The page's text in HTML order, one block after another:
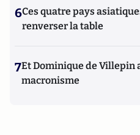
6Ces quatre pays
renverser la table
7Et Dominique de Villepin
macronisme